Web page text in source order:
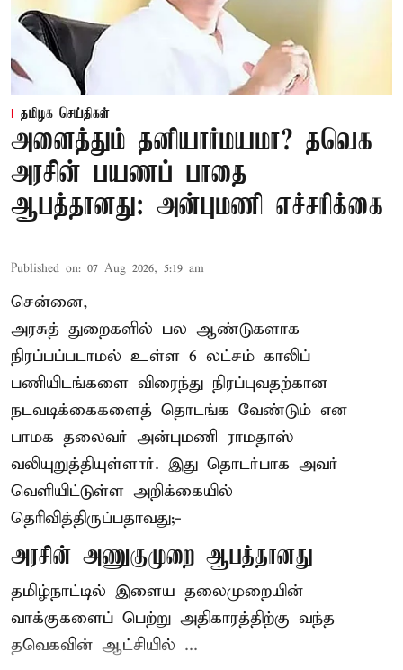
தமிழக செய்திகள்
அனைத்தும் தனியார்மயமா? தவெக
அரசின் பயணப் பாதை
ஆபத்தானது: அன்புமணி எச்சரிக்கை
Published on: 07 Aug 2026, 5:19 am
சென்னை,
அரசுத் துறைகளில் பல ஆண்டுகளாக
நிரப்பப்படாமல் உள்ள 6 லட்சம் காலிப்
பணியிடங்களை விரைந்து நிரப்புவதற்கான
நடவடிக்கைகளைத் தொடங்க வேண்டும் என
பாமக தலைவர் அன்புமணி ராமதாஸ்
வலியுறுத்தியுள்ளார். இது தொடர்பாக அவர்
வெளியிட்டுள்ள அறிக்கையில்
தெரிவித்திருப்பதாவது;-
அரசின் அணுகுமுறை ஆபத்தானது
தமிழ்நாட்டில் இளைய தலைமுறையின்
வாக்குகளைப் பெற்று அதிகாரத்திற்கு வந்த
தவெகவின் ஆட்சியில் ...